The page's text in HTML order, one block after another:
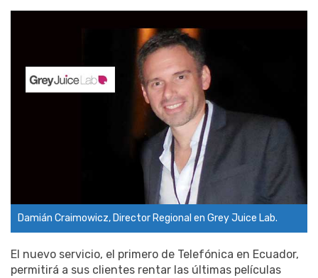
Damián Craimowicz, Director Regional en Grey Juice Lab.
El nuevo servicio, el primero de Telefónica en Ecuador,
permitirá a sus clientes rentar las últimas películas